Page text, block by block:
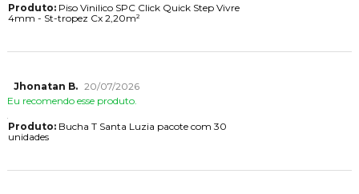
Produto:Piso Vinilico SPC Click Quick Step Vivre
4mm - St-tropez Cx 2,20m²
Jhonatan B. 20/07/2026
Eu recomendo esse produto.
Produto:Bucha T Santa Luzia pacote com 30
unidades